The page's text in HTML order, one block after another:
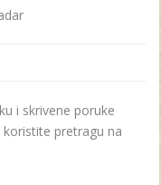
i skrivene poruke
pretragu na